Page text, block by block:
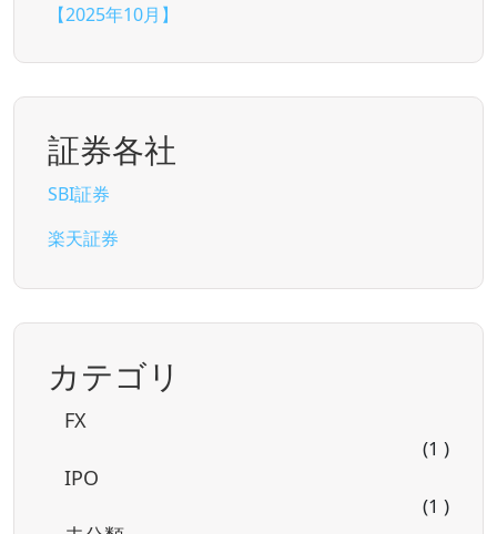
【2025年10月】
証券各社
SBI証券
楽天証券
カテゴリ
FX
(1 )
IPO
(1 )